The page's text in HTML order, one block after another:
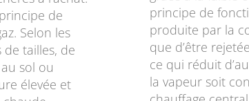
de
Selon les
tailles, de
sol ou
élevée et
principe de
produite par la
que d’être
ce qui réduit
la vapeur soit